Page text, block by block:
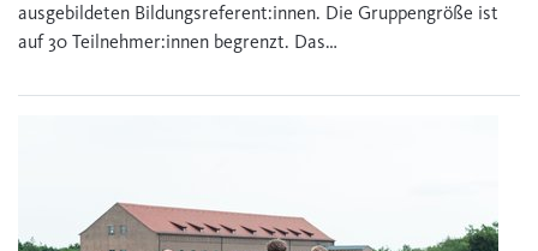
ausgebildeten Bildungsreferent:innen. Die Gruppengröße ist
auf 30 Teilnehmer:innen begrenzt. Das…